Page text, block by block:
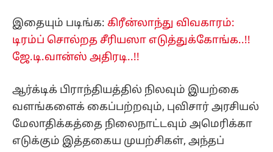
இதையும் படிங்க: கிரீன்லாந்து விவகாரம்:
டிரம்ப் சொல்றத சீரியஸா எடுத்துக்கோங்க..!!
ஜே.டி.வான்ஸ் அதிரடி..!!
ஆர்க்டிக் பிராந்தியத்தில் நிலவும் இயற்கை
வளங்களைக் கைப்பற்றவும், புவிசார் அரசியல்
மேலாதிக்கத்தை நிலைநாட்டவும் அமெரிக்கா
எடுக்கும் இத்தகைய முயற்சிகள், அந்தப்